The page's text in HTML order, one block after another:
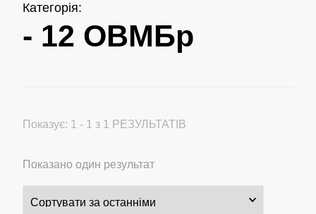
Категорія:
- 12 ОВМБр
Показує: 1 - 1 з 1 РЕЗУЛЬТАТІВ
Показано один результат